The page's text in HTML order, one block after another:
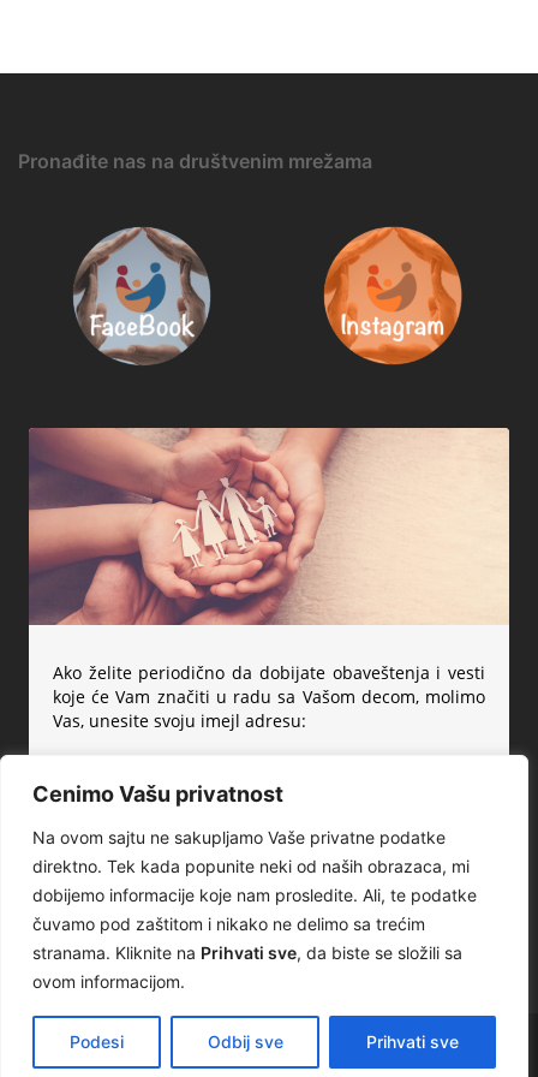
Cenimo Vašu privatnost
Na ovom sajtu ne sakupljamo Vaše privatne podatke
direktno. Tek kada popunite neki od naših obrazaca, mi
dobijemo informacije koje nam prosledite. Ali, te podatke
čuvamo pod zaštitom i nikako ne delimo sa trećim
stranama. Kliknite na Prihvati sve, da biste se složili sa
ovom informacijom.
Podesi Odbij sve Prihvati sve
Pronađite nas na društvenim mrežama
Ako želite periodično da dobijate obaveštenja i vesti
koje će Vam značiti u radu sa Vašom decom, molimo
Vas, unesite svoju imejl adresu:
Želim :)
Loading...
© 2026 Roditeljska priča. Proudly powered bySydney